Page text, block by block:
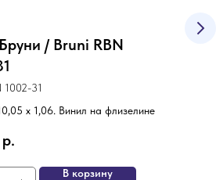
/ Bruni RBN
1002-31
х 1,06. Винил на флизелине
р.
В корзину